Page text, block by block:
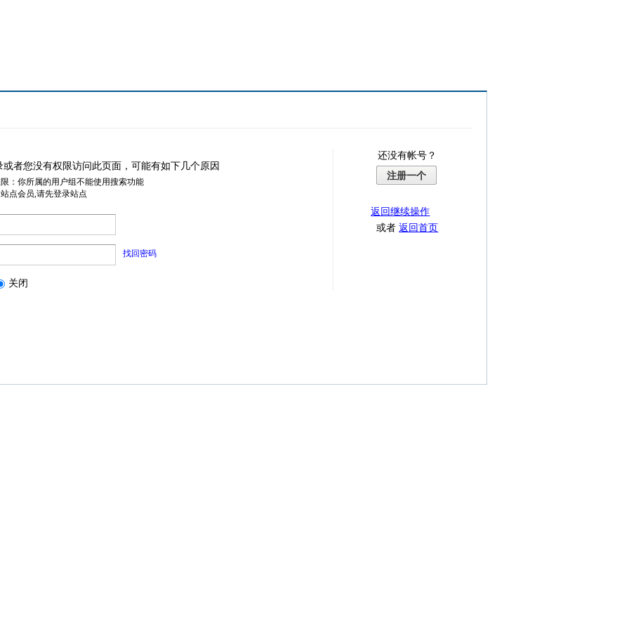
或者您没有权限访问此页面，可能有如下几个原因
：你所属的用户组不能使用搜索功能
点会员,请先登录站点
找回密码
关闭
还没有帐号？
注册一个
返回继续操作
或者返回首页